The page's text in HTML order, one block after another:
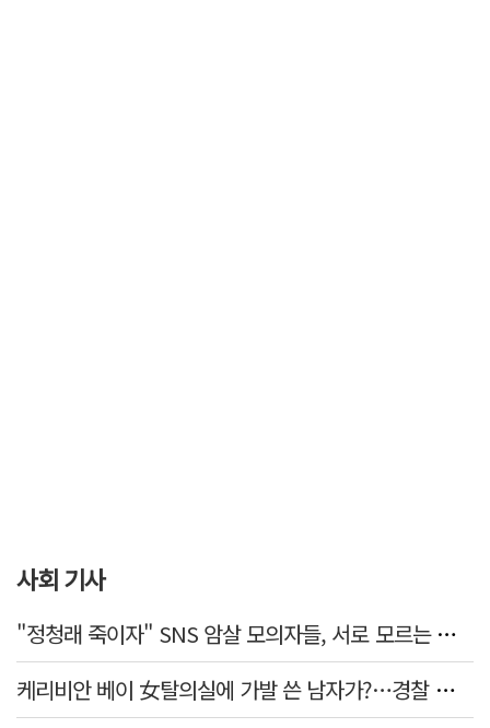
사회 기사
"정청래 죽이자" SNS 암살 모의자들, 서로 모르는 사이였다…檢송치
케리비안 베이 女탈의실에 가발 쓴 남자가?…경찰 추적 중